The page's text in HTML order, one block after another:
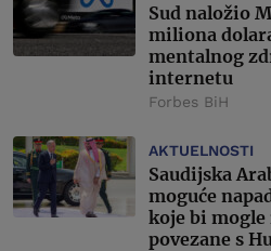
Sud naložio
miliona
mentalnog
internetu
Forbes BiH
AKTUELNOSTI
Saudijska
moguće
koje bi
povezane s